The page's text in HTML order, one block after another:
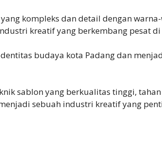
kompleks dan detail dengan
kreatif yang berkembang pesat
budaya kota Padang dan
sablon yang berkualitas tinggi,
sebuah industri kreatif yang